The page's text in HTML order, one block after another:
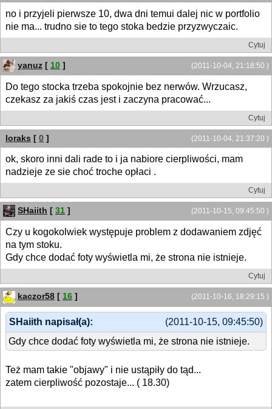
no i przyjeli pierwsze 10, dwa dni temui dalej nic w portfolio
nie ma... trudno sie to tego stoka bedzie przyzwyczaic.
Cytuj
(2011-10-04, 21:18:50 )
yanuz [ 10 ]
Do tego stocka trzeba spokojnie bez nerwów. Wrzucasz,
czekasz za jakiś czas jest i zaczyna pracować...
Cytuj
(2011-10-04, 21:37:20 )
loraks [ 0 ]
ok, skoro inni dali rade to i ja nabiore cierpliwości, mam
nadzieje ze sie choć troche opłaci .
Cytuj
(2011-10-15, 09:45:50 )
SHaiith [ 31 ]
Czy u kogokolwiek występuje problem z dodawaniem zdjęć
na tym stoku.
Gdy chce dodać foty wyświetla mi, że strona nie istnieje.
Cytuj
(2011-10-16, 18:29:15 )
kaczor58 [ 16 ]
(2011-10-15, 09:45:50)
SHaiith napisał(a):
Gdy chce dodać foty wyświetla mi, że strona nie istnieje.
Też mam takie "objawy" i nie ustąpiły do tąd...
zatem cierpliwość pozostaje... ( 18.30)